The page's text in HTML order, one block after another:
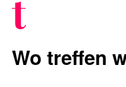
f_LAB
t
Wo treffen